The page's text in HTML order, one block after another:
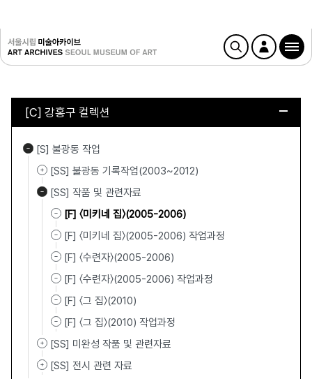
[C] 강홍구 컬렉션
[S] 불광동 작업
[SS] 불광동 기록작업(2003~2012)
[SS] 작품 및 관련자료
[F] 〈미키네 집〉(2005-2006)
[F] 〈미키네 집〉(2005-2006) 작업과정
[F] 〈수련자〉(2005-2006)
[F] 〈수련자〉(2005-2006) 작업과정
[F] 〈그 집〉(2010)
[F] 〈그 집〉(2010) 작업과정
[SS] 미완성 작품 및 관련자료
[SS] 전시 관련 자료